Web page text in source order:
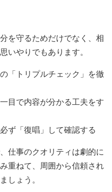
を守るためだけでなく、相
いやりでもあります。
「トリプルチェック」を徹
目で内容が分かる工夫をす
ず「復唱」して確認する
仕事のクオリティは劇的に
重ねて、周囲から信頼され
しょう。